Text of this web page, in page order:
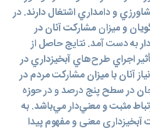
و دامداري اشتغال دارند. در
و ميزان مشارکت آنان در
به دست آمد. نتايج حاصل از
اجراي طرح‌هاي آبخيزداري در
آنان با ميزان مشارکت مردم در
در سطح پنج درصد و در حوزه
مثبت و معني‌دار مي‌باشد. به
آبخيزداري معني و مفهوم پيدا